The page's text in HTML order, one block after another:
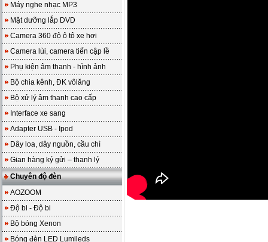
Máy nghe nhạc MP3
Mặt dưỡng lắp DVD
Camera 360 độ ô tô xe hơi
Camera lùi, camera tiến cập lề
Phụ kiện âm thanh - hình ảnh
Bộ chia kênh, ĐK vôlăng
Bộ xử lý âm thanh cao cấp
Interface xe sang
Adapter USB - Ipod
Dây loa, dây nguồn, cầu chì
Gian hàng ký gửi – thanh lý
Chuyên độ đèn
AOZOOM
Độ bi - Độ bi
Bộ bóng Xenon
Bóng đèn LED Lumileds